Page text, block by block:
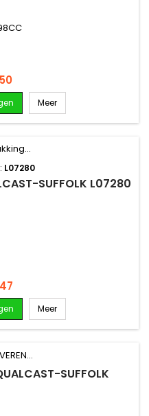
Meer
L07280
SUFFOLK L07280
Meer
SUFFOLK